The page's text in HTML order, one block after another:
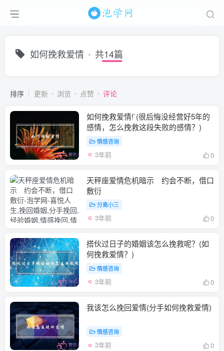
如何挽救爱情 共14篇
排序 更新 浏览 点赞 评论
如何挽救爱情!`(很后悔没经营好5年的
感情，怎么挽救这段失败的感情？)
情感咨询
3年前 0
天秤座爱情危机暗示 约会不断，借口
敷衍
分离小三
3年前 0
搭伙过日子的婚姻该怎么挽救呢？(如
何挽救爱情？)
情感咨询
3年前 0
我该怎么挽回爱情(分手如何挽救爱情)
情感咨询
3年前 0